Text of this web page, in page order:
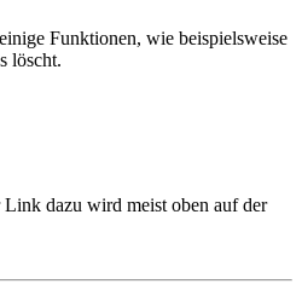
Funktionen, wie beispielsweise
löscht.
Link dazu wird meist oben auf der